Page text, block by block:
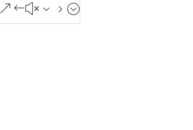
&#x35;